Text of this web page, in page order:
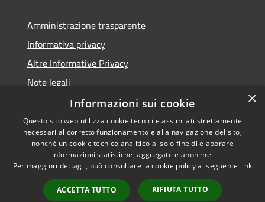
Amministrazione trasparente
Informativa privacy
Altre Informative Privacy
Note legali
Dichiarazione di accessibilità
RSS
Accessibilità
Copyright © 2026 • Comune di
Municipium•
Accesso
×
Informazioni sui cookie
Questo sito web utilizza cookie tecnici e assimilati strettamente
necessari al corretto funzionamento e alla navigazione del sito,
nonché un cookie tecnico analitico al solo fine di elaborare
informazioni statistiche, aggregate e anonime.
Per maggiori dettagli, può consultare la cookie policy al seguente link
ACCETTA TUTTO RIFIUTA TUTTO